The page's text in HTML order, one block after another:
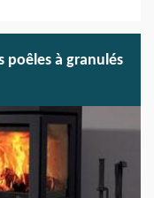
poêles à granulés